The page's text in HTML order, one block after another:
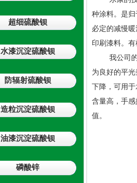
种涂料。是
必定的减慢
印刷漆料。
我公司的对
为良好的平
下降，可用
含量高，手
值。
超细硫酸钡
水漆沉淀硫酸钡
防辐射硫酸钡
造粒沉淀硫酸钡
油漆沉淀硫酸钡
磷酸锌